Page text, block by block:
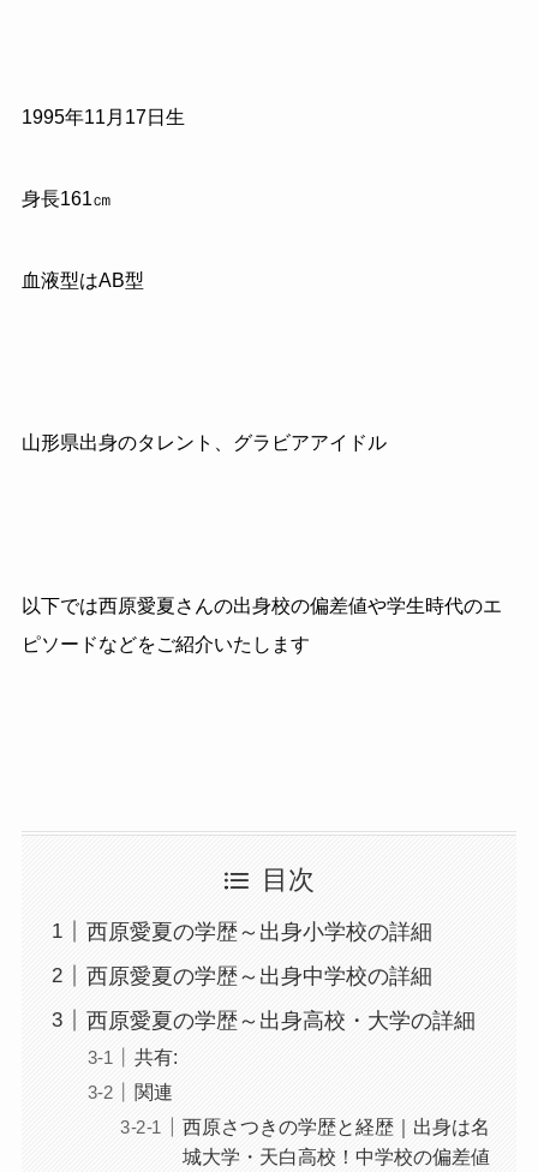
1995年11月17日生
身長161㎝
血液型はAB型
山形県出身のタレント、グラビアアイドル
以下では西原愛夏さんの出身校の偏差値や学生時代のエ
ピソードなどをご紹介いたします
目次
西原愛夏の学歴～出身小学校の詳細
西原愛夏の学歴～出身中学校の詳細
西原愛夏の学歴～出身高校・大学の詳細
共有:
関連
西原さつきの学歴と経歴｜出身は名
城大学・天白高校！中学校の偏差値